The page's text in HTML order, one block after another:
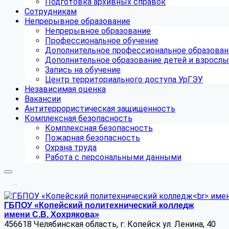
Сотрудникам
Непрерывное образование
Непрерывное образование
Профессиональное обучение
Дополнительное профессиональное
Дополнительное образование детей и
Запись на обучение
Центр территориального доступа УрГЭУ
Независимая оценка
Вакансии
Антитеррористическая защищенность
Комплексная безопасность
Комплексная безопасность
Пожарная безопасность
Охрана труда
Работа с персональными данными
...
ГБПОУ «Копейский политехнический колледж
имени С.В. Хохрякова»
456618 Челябинская область, г. Копейск ул. Ленина, 40